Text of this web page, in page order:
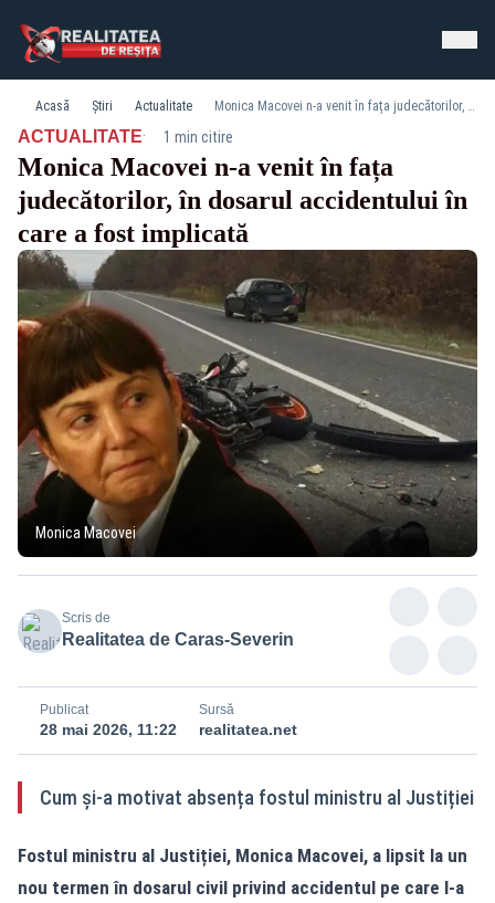
Acasă Știri Actualitate Monica Macovei n-a venit în fața judecătorilor, în dosarul accidentului în care a fost implicată
ACTUALITATE· 1 min citire
Monica Macovei n-a venit în fața
judecătorilor, în dosarul accidentului în
care a fost implicată
Monica Macovei
Scris de
Realitatea de Caras-Severin
Publicat
28 mai 2026, 11:22
Sursă
realitatea.net
Cum și-a motivat absența fostul ministru al Justiției
Fostul ministru al Justiției, Monica Macovei, a lipsit la un
nou termen în dosarul civil privind accidentul pe care l-a